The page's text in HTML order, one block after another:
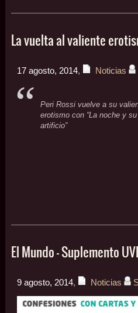
La vuelta al valiente
17 agosto, 2014, Noticias
Peri Rossi vuelve a su
erotismo con “La noche y su
artificio”
El Mundo – Suplemento
9 agosto, 2014, Noticias